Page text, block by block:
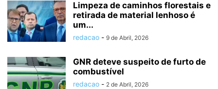
Limpeza de caminhos florestais e
retirada de material lenhoso é
um...
redacao - 9 de Abril, 2026
GNR deteve suspeito de furto de
combustível
redacao - 2 de Abril, 2026